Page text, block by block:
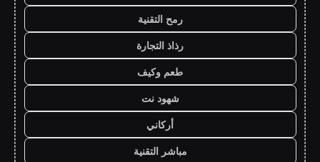
رمح التقنية
رذاذ التجارة
طعم وكيف
شهود نت
أركاني
مباشر التقنية